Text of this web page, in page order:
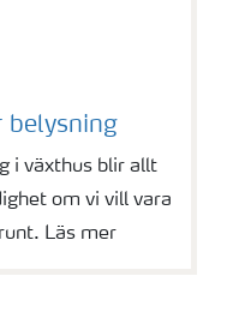
belysning
i växthus blir allt
om vi vill vara
Läs mer